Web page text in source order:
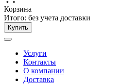
Корзина
Итого: без учета доставки
Купить
Услуги
Контакты
О компании
Доставка